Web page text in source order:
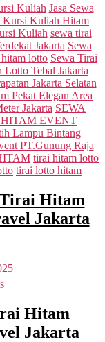
Kuliah Jasa Sewa
Kursi Kuliah Hitam
Kuliah sewa tirai
Jakarta Sewa
lotto Sewa Tirai
Tebal Jakarta
Jakarta Selatan
Pekat Elegan Area
Jakarta SEWA
EVENT
Lampu Bintang
PT.Gunung Raja
tirai hitam lotto
tirai lotto hitam
Hitam
Jakarta
on
Rental
Kursi
Kuliah
Dan
Hitam
Jakarta